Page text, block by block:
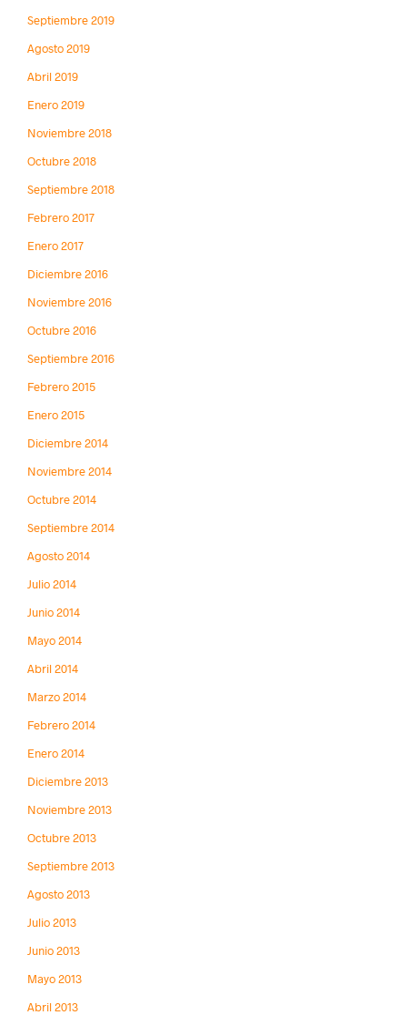
Septiembre 2019
Agosto 2019
Abril 2019
Enero 2019
Noviembre 2018
Octubre 2018
Septiembre 2018
Febrero 2017
Enero 2017
Diciembre 2016
Noviembre 2016
Octubre 2016
Septiembre 2016
Febrero 2015
Enero 2015
Diciembre 2014
Noviembre 2014
Octubre 2014
Septiembre 2014
Agosto 2014
Julio 2014
Junio 2014
Mayo 2014
Abril 2014
Marzo 2014
Febrero 2014
Enero 2014
Diciembre 2013
Noviembre 2013
Octubre 2013
Septiembre 2013
Agosto 2013
Julio 2013
Junio 2013
Mayo 2013
Abril 2013